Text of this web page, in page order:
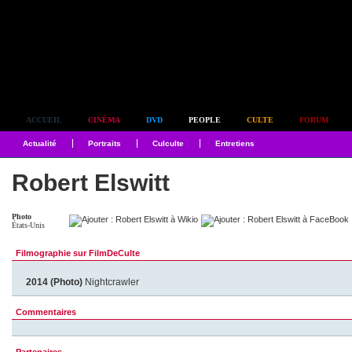
ACCUEIL CINÉMA DVD PEOPLE CULTE FORUM
Actualité Portraits Culculte Entretiens
Robert Elswitt
Photo
États-Unis
Filmographie sur FilmDeCulte
2014 (Photo) Nightcrawler
Commentaires